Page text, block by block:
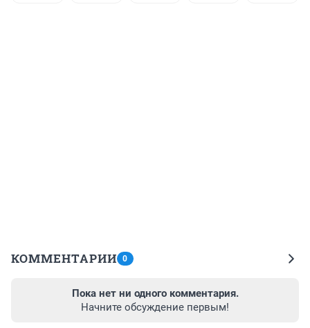
КОММЕНТАРИИ 0
Пока нет ни одного комментария.
Начните обсуждение первым!